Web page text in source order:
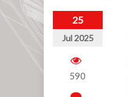
25
Jul 2025
590